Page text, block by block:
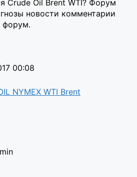
Crude Oil Brent WTI? Форум
новости комментарии
форум.
00:08
NYMEX WTI Brent